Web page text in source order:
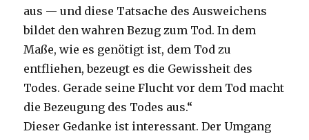
aus — und diese Tatsache des Ausweichens
bildet den wahren Bezug zum Tod. In dem
Maße, wie es genötigt ist, dem Tod zu
entfliehen, bezeugt es die Gewissheit des
Todes. Gerade seine Flucht vor dem Tod macht
die Bezeugung des Todes aus.“
Dieser Gedanke ist interessant. Der Umgang